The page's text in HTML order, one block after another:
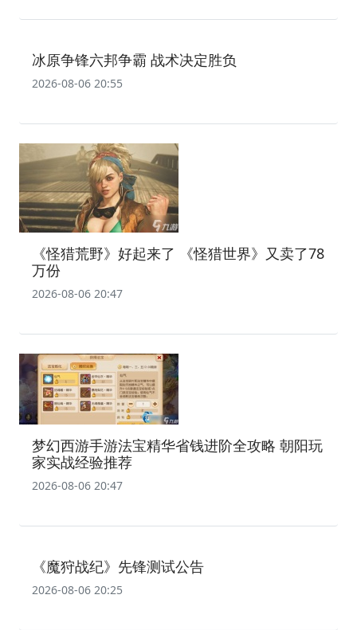
冰原争锋六邦争霸 战术决定胜负
2026-08-06 20:55
《怪猎荒野》好起来了 《怪猎世界》又卖了78
万份
2026-08-06 20:47
梦幻西游手游法宝精华省钱进阶全攻略 朝阳玩
家实战经验推荐
2026-08-06 20:47
《魔狩战纪》先锋测试公告
2026-08-06 20:25